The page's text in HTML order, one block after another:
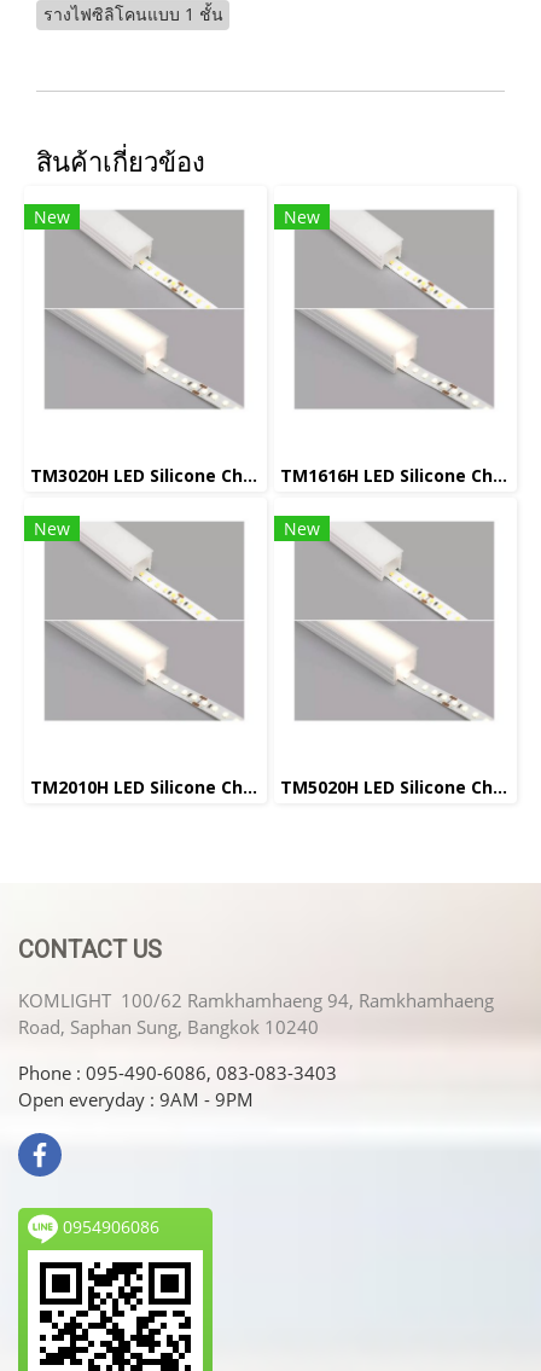
รางไฟซิลิโคนแบบ 1 ชั้น
สินค้าเกี่ยวข้อง
New
TM3020H LED Silicone Channel
New
TM1616H LED Silicone Channel
New
TM2010H LED Silicone Channel
New
TM5020H LED Silicone Channel
CONTACT US
KOMLIGHT 100/62 Ramkhamhaeng 94, Ramkhamhaeng
Road, Saphan Sung, Bangkok 10240
Phone : 095-490-6086, 083-083-3403
Open everyday : 9AM - 9PM
0954906086